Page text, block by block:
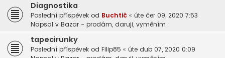
Diagnostika
Poslední příspěvek od Buchtič « úte čer 09, 2020 7:53
Napsal v Bazar - prodám, daruji, vyměním
tapecirunky
Poslední příspěvek od Filip85 « úte dub 07, 2020 0:09